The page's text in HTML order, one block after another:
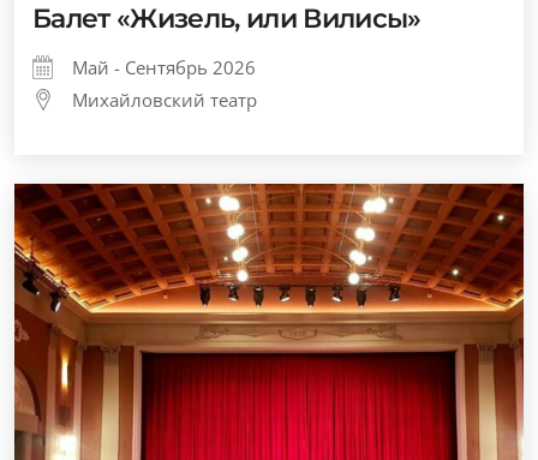
Балет «Жизель, или Вилисы»
Май - Сентябрь 2026
Михайловский театр